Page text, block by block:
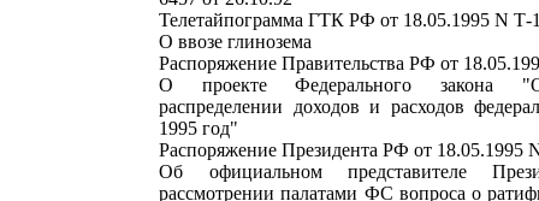
Телетайпограмма ГТК РФ от 18.05.1995 N Т-
О ввозе глинозема
Распоряжение Правительства РФ от
О проекте Федерального закона "О
распределении доходов и расходов
1995 год"
Распоряжение Президента РФ от 18.05.1995
Об официальном представителе
рассмотрении палатами ФС вопроса о